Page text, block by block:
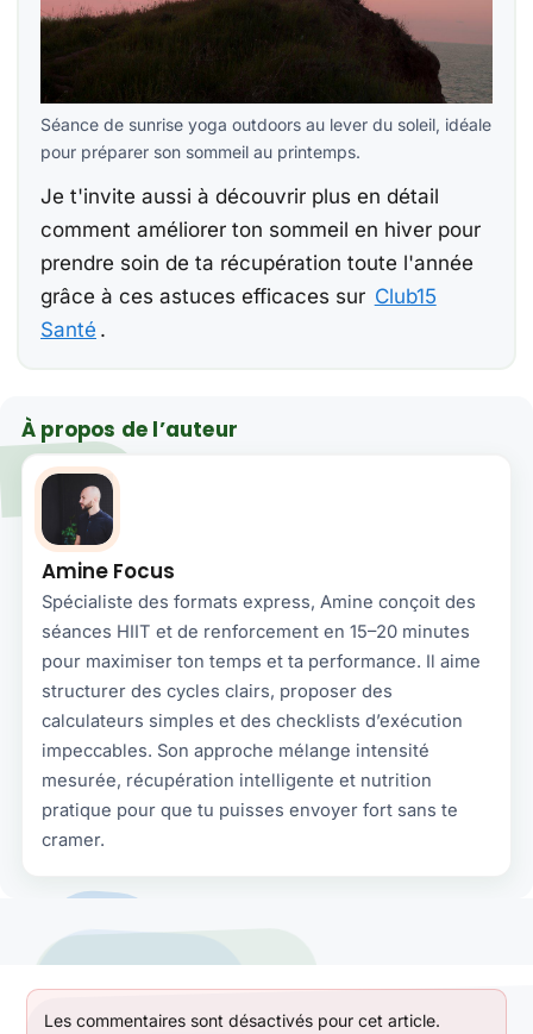
Séance de sunrise yoga outdoors au lever du soleil, idéale
pour préparer son sommeil au printemps.
Je t'invite aussi à découvrir plus en détail
comment améliorer ton sommeil en hiver pour
prendre soin de ta récupération toute l'année
grâce à ces astuces efficaces sur Club15
Santé .
À propos de l’auteur
Amine Focus
Spécialiste des formats express, Amine conçoit des
séances HIIT et de renforcement en 15–20 minutes
pour maximiser ton temps et ta performance. Il aime
structurer des cycles clairs, proposer des
calculateurs simples et des checklists d’exécution
impeccables. Son approche mélange intensité
mesurée, récupération intelligente et nutrition
pratique pour que tu puisses envoyer fort sans te
cramer.
Les commentaires sont désactivés pour cet article.